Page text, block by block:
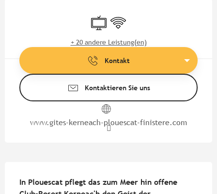
Fernsehen
Wi-Fi
+ 20 andere Leistung(en)
Kontakt
Kontaktieren Sie uns
www.gites-kerneach-plouescat-finistere.com
In Plouescat pflegt das zum Meer hin offene